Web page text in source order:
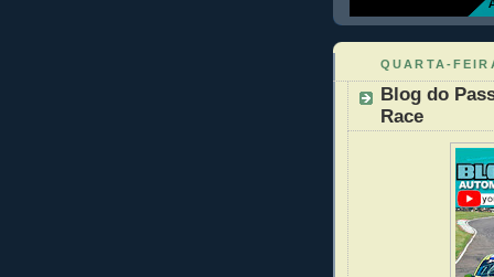
QUARTA-
Blog do
Race